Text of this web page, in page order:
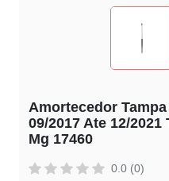
Amortecedor
09/2017 Ate 12/
Mg 17460
0.0 (0)